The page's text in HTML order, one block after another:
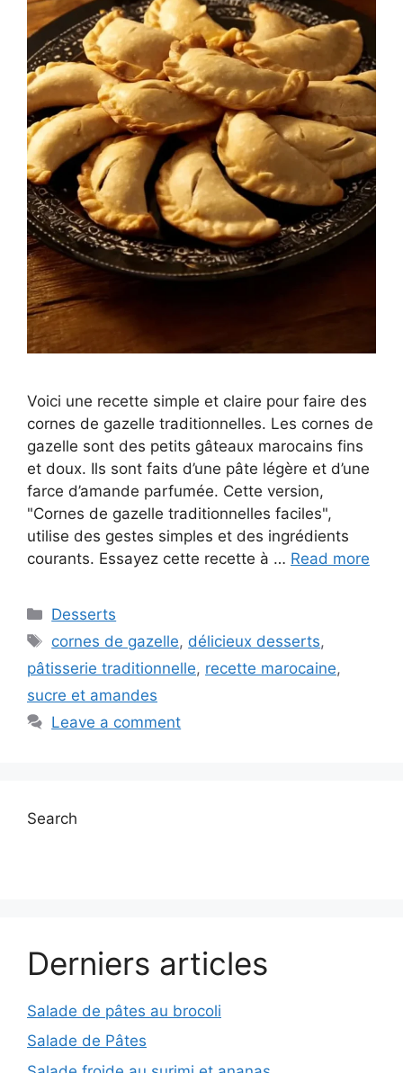
Voici une recette simple et claire pour faire des
cornes de gazelle traditionnelles. Les cornes de
gazelle sont des petits gâteaux marocains fins
et doux. Ils sont faits d’une pâte légère et d’une
farce d’amande parfumée. Cette version,
"Cornes de gazelle traditionnelles faciles",
utilise des gestes simples et des ingrédients
courants. Essayez cette recette à … Read more
Categories
Desserts
Tags
cornes de gazelle, délicieux desserts,
pâtisserie traditionnelle, recette marocaine,
sucre et amandes
Leave a comment
Search
Derniers articles
Salade de pâtes au brocoli
Salade de Pâtes